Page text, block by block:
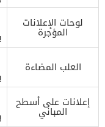
لوحات الإعلانات
المؤجرة
العلب المضاءة
إعلانات على أسطح
المباني